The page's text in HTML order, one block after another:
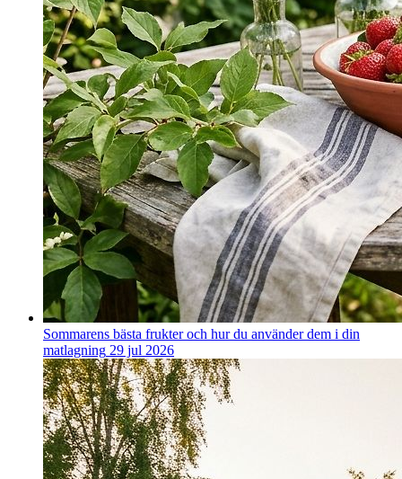
Sommarens bästa frukter och hur du använder dem i din
matlagning 29 jul 2026